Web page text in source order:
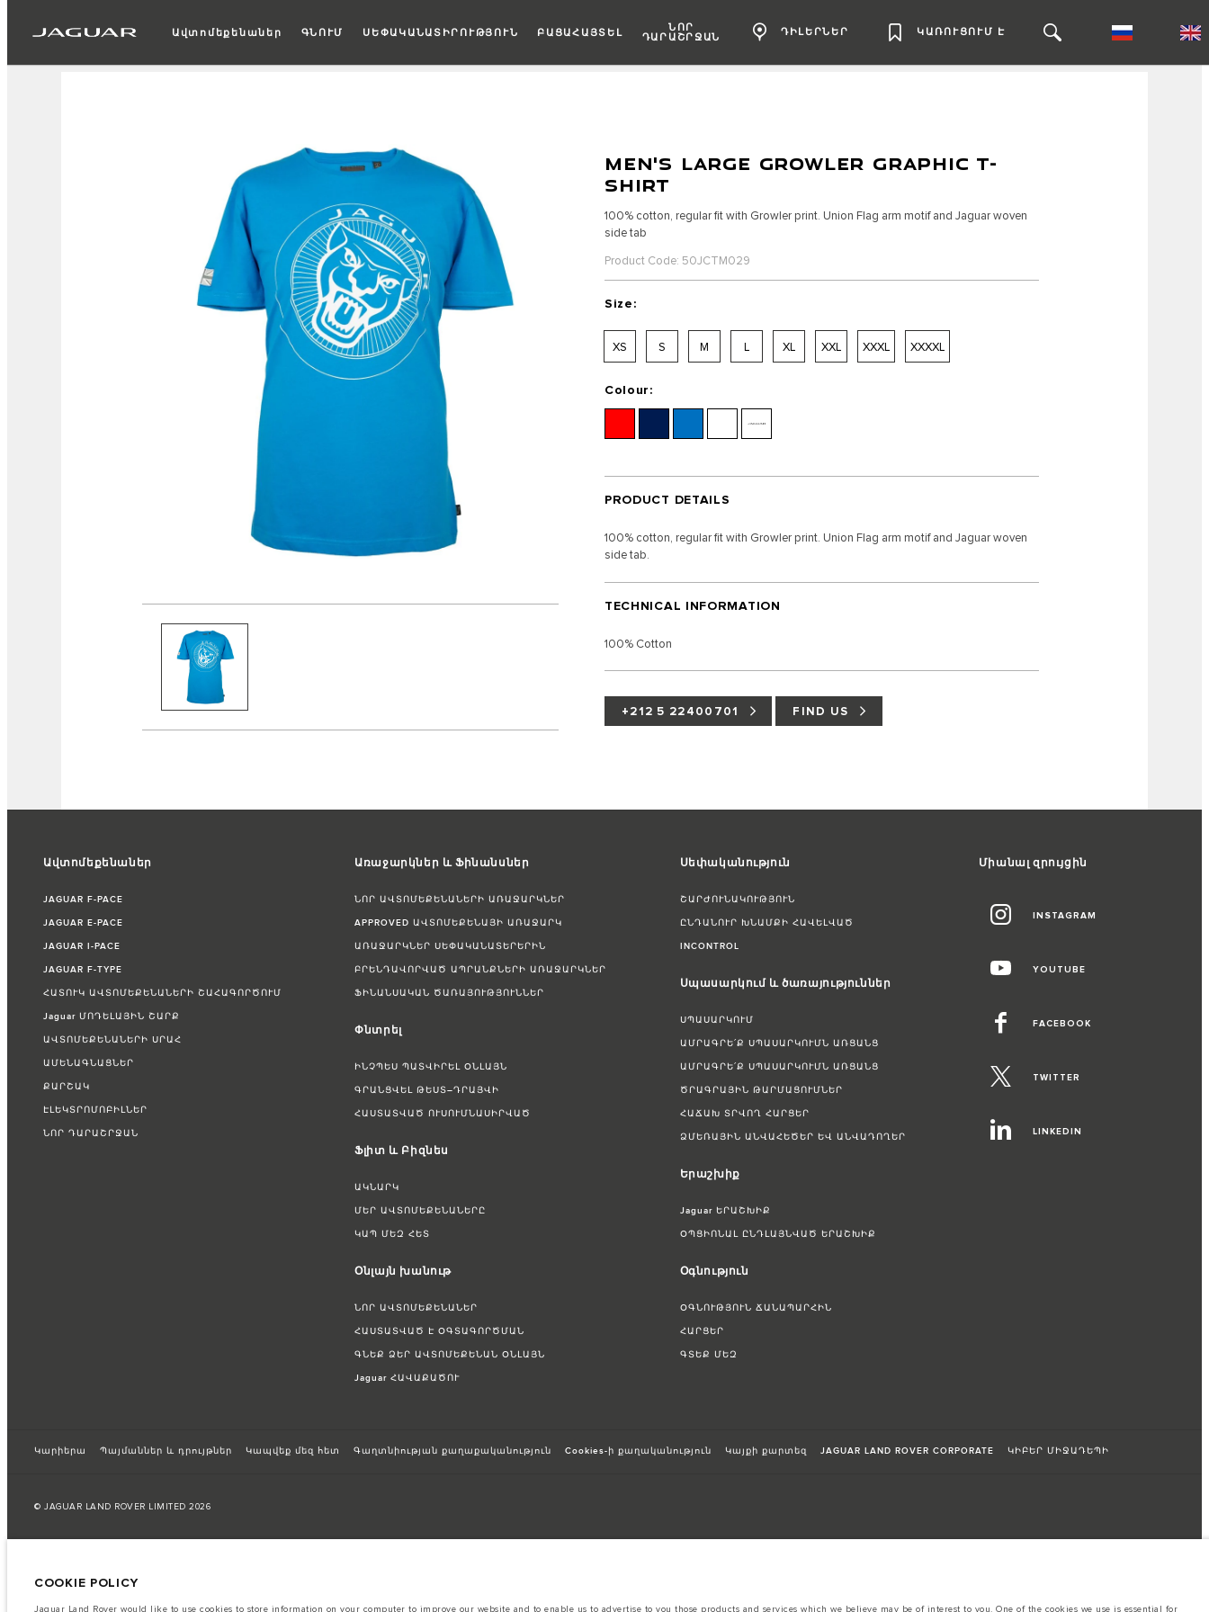
Ավտոմեքենաներ ԳՆՈՒՄ ՍԵՓԱԿԱՆԱՏԻՐՈՒԹՅՈՒՆ ԲԱՑԱՀԱՅՏԵԼ
ՆՈՐ
ԴԱՐԱՇՐՋԱՆ
ԴԻԼԵՐՆԵՐ ԿԱՌՈՒՑՈՒՄ Է
MEN'S LARGE GROWLER GRAPHIC T-
SHIRT
100% cotton, regular fit with Growler print. Union Flag arm motif and Jaguar woven
side tab
Product Code: 50JCTM029
Size:
XS S M L XL XXL XXXL XXXXL
Colour:
PRODUCT DETAILS
100% cotton, regular fit with Growler print. Union Flag arm motif and Jaguar woven
side tab.
TECHNICAL INFORMATION
100% Cotton
+212 5 22400701 FIND US
Ավտոմեքենաներ
JAGUAR F-PACE
JAGUAR E-PACE
JAGUAR I-PACE
JAGUAR F-TYPE
ՀԱՏՈՒԿ ԱՎՏՈՄԵՔԵՆԱՆԵՐԻ ՇԱՀԱԳՈՐԾՈՒՄ
Jaguar ՄՈԴԵԼԱՅԻՆ ՇԱՐՔ
ԱՎՏՈՄԵՔԵՆԱՆԵՐԻ ՍՐԱՀ
ԱՄԵՆԱԳՆԱՑՆԵՐ
ՔԱՐՇԱԿ
ԷԼԵԿՏՐՈՄՈԲԻԼՆԵՐ
ՆՈՐ ԴԱՐԱՇՐՋԱՆ
Առաջարկներ և Ֆինանսներ
ՆՈՐ ԱՎՏՈՄԵՔԵՆԱՆԵՐԻ ԱՌԱՋԱՐԿՆԵՐ
APPROVED ԱՎՏՈՄԵՔԵՆԱՅԻ ԱՌԱՋԱՐԿ
ԱՌԱՋԱՐԿՆԵՐ ՍԵՓԱԿԱՆԱՏԵՐԵՐԻՆ
ԲՐԵՆԴԱՎՈՐՎԱԾ ԱՊՐԱՆՔՆԵՐԻ ԱՌԱՋԱՐԿՆԵՐ
ՖԻՆԱՆՍԱԿԱՆ ԾԱՌԱՅՈՒԹՅՈՒՆՆԵՐ
Փնտրել
ԻՆՉՊԵՍ ՊԱՏՎԻՐԵԼ ՕՆԼԱՅՆ
ԳՐԱՆՑՎԵԼ ԹԵՍՏ–ԴՐԱՅՎԻ
ՀԱՍՏԱՏՎԱԾ ՈՒՍՈՒՄՆԱՍԻՐՎԱԾ
Ֆլիտ և Բիզնես
ԱԿՆԱՐԿ
ՄԵՐ ԱՎՏՈՄԵՔԵՆԱՆԵՐԸ
ԿԱՊ ՄԵԶ ՀԵՏ
Օնլայն խանութ
ՆՈՐ ԱՎՏՈՄԵՔԵՆԱՆԵՐ
ՀԱՍՏԱՏՎԱԾ Է ՕԳՏԱԳՈՐԾՄԱՆ
ԳՆԵՔ ՁԵՐ ԱՎՏՈՄԵՔԵՆԱՆ ՕՆԼԱՅՆ
Jaguar ՀԱՎԱՔԱԾՈՒ
Սեփականություն
ՇԱՐԺՈՒՆԱԿՈՒԹՅՈՒՆ
ԸՆԴԱՆՈՒՐ ԽՆԱՄՔԻ ՀԱՎԵԼՎԱԾ
INCONTROL
Սպասարկում և ծառայություններ
ՍՊԱՍԱՐԿՈՒՄ
ԱՄՐԱԳՐԵ՛Ք ՍՊԱՍԱՐԿՈՒՄՆ ԱՌՑԱՆՑ
ԱՄՐԱԳՐԵ՛Ք ՍՊԱՍԱՐԿՈՒՄՆ ԱՌՑԱՆՑ
ԾՐԱԳՐԱՅԻՆ ԹԱՐՄԱՑՈՒՄՆԵՐ
ՀԱՃԱԽ ՏՐՎՈՂ ՀԱՐՑԵՐ
ՁՄԵՌԱՅԻՆ ԱՆՎԱՀԵԾԵՐ ԵՎ ԱՆՎԱԴՈՂԵՐ
Երաշխիք
Jaguar ԵՐԱՇԽԻՔ
ՕՊՑԻՈՆԱԼ ԸՆԴԼԱՅՆՎԱԾ ԵՐԱՇԽԻՔ
Օգնություն
ՕԳՆՈՒԹՅՈՒՆ ՃԱՆԱՊԱՐՀԻՆ
ՀԱՐՑԵՐ
ԳՏԵՔ ՄԵԶ
Միանալ զրույցին
INSTAGRAM
YOUTUBE
FACEBOOK
TWITTER
LINKEDIN
Կարիերա Պայմաններ և դրույթներ Կապվեք մեզ հետ Գաղտնիության քաղաքականություն Cookies-ի քաղականություն Կայքի քարտեզ JAGUAR LAND ROVER CORPORATE ԿԻԲԵՐ ՄԻՋԱԴԵՊԻ
© JAGUAR LAND ROVER LIMITED 2026
COOKIE POLICY
Jaguar Land Rover would like to use cookies to store information on your computer to improve our website and to enable us to advertise to you those products and services which we believe may be of interest to you. One of the cookies we use is essential for